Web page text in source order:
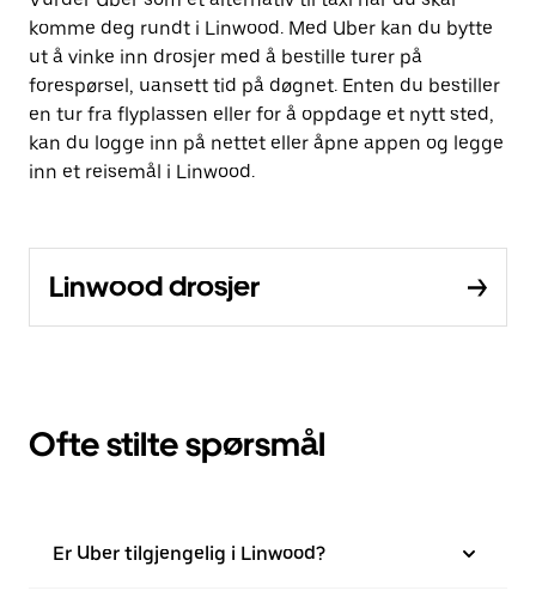
komme deg rundt i Linwood. Med Uber kan du bytte
ut å vinke inn drosjer med å bestille turer på
forespørsel, uansett tid på døgnet. Enten du bestiller
en tur fra flyplassen eller for å oppdage et nytt sted,
kan du logge inn på nettet eller åpne appen og legge
inn et reisemål i Linwood.
Linwood drosjer
Ofte stilte spørsmål
Er Uber tilgjengelig i Linwood?